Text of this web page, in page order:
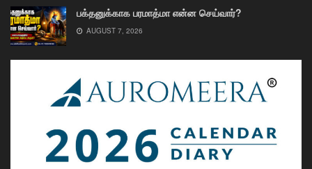
பக்தனுக்காக பரமாத்மா என்ன செய்வார்?
AUGUST 7, 2026